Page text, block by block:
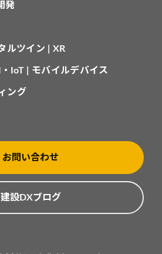
発
ルツイン | XR
IoT | モバイルデバイス
ング
お問い合わせ
建設DXブログ